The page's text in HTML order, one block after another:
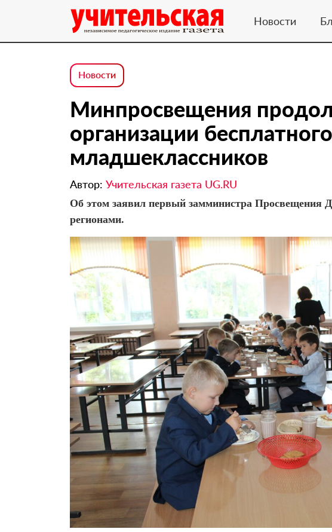
Новости
Новости
Минпросвещения
организации
младшеклассников
Автор: Учительская газета UG.RU
Об этом заявил первый замминистра Просвещения
регионами.